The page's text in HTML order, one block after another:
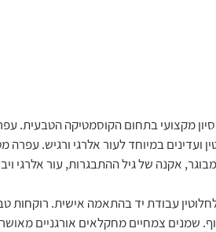
מוסמכת,בעלת 12 שנות ניסיון מקצועי בתחום
ועדינים במיוחד לעור אלרגי ורגיש. עפרה
אקנה של גיל ההתבגרות, עור אלרגי
עבודת יד בהתאמה אישית. רוקחות
שמנים צמחיים מחקלאים אורגניים